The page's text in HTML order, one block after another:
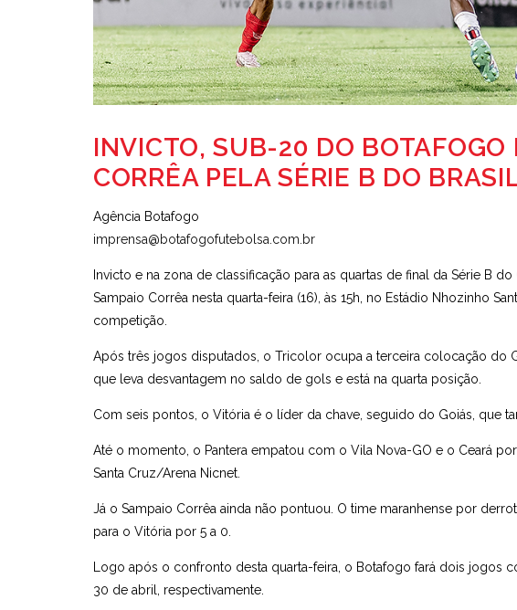
INVICTO, SUB-20 DO BOTAFOGO
CORRÊA PELA SÉRIE B DO
Agência Botafogo
imprensa@botafogofutebolsa.com.br
Invicto e na zona de classificação para as quartas de final da Série B
Sampaio Corrêa nesta quarta-feira (16), às 15h, no Estádio Nhozinho
competição.
Após três jogos disputados, o Tricolor ocupa a terceira colocação do
que leva desvantagem no saldo de gols e está na quarta posição.
Com seis pontos, o Vitória é o líder da chave, seguido do Goiás, que
Até o momento, o Pantera empatou com o Vila Nova-GO e o Ceará
Santa Cruz/Arena Nicnet.
Já o Sampaio Corrêa ainda não pontuou. O time maranhense por
para o Vitória por 5 a 0.
Logo após o confronto desta quarta-feira, o Botafogo fará dois jogos
30 de abril, respectivamente.